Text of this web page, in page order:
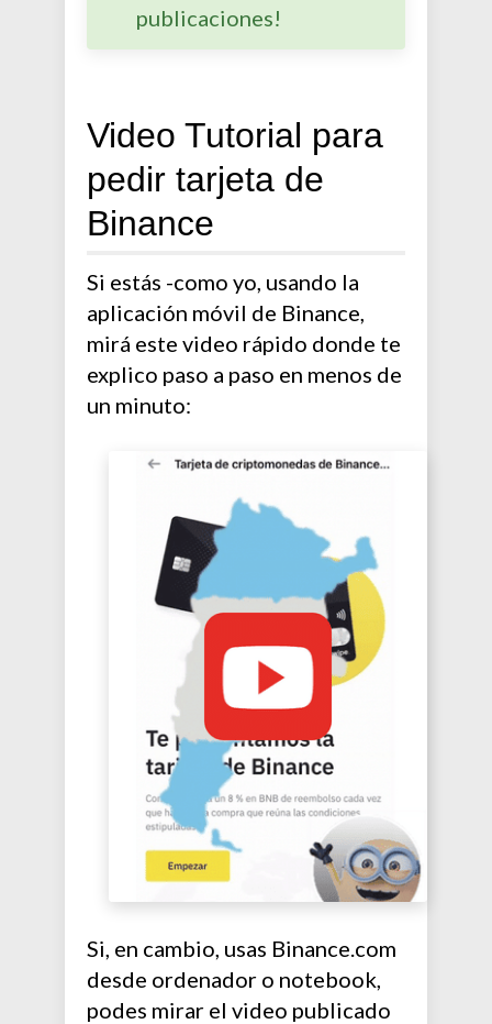
publicaciones!
Video Tutorial para
pedir tarjeta de
Binance
Si estás -como yo, usando la
aplicación móvil de Binance,
mirá este video rápido donde te
explico paso a paso en menos de
un minuto:
Si, en cambio, usas Binance.com
desde ordenador o notebook,
podes mirar el video publicado